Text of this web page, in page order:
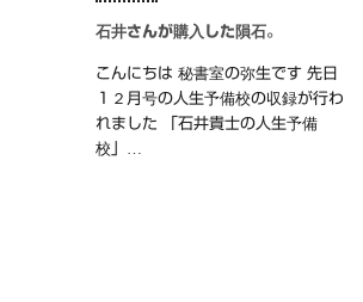
石井さんが購入した隕石。
こんにちは 秘書室の弥生です 先日
１２月号の人生予備校の収録が行わ
れました 「石井貴士の人生予備
校」…